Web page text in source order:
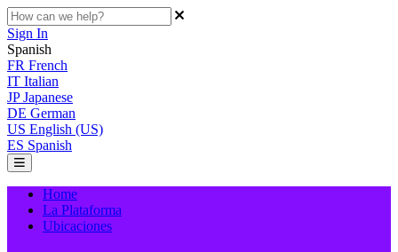
Sign In
Spanish
FR French
IT Italian
JP Japanese
DE German
US English (US)
ES Spanish
Home
La Plataforma
Ubicaciones